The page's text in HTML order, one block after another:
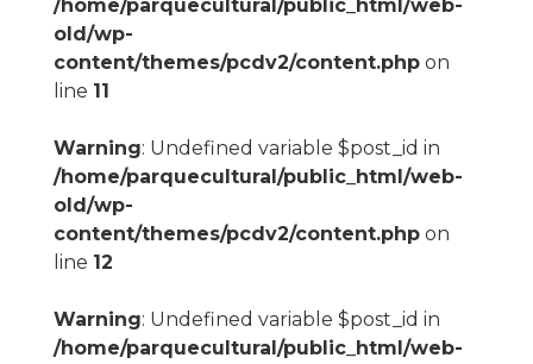
/home/parquecultural/public_html/web-
old/wp-
content/themes/pcdv2/content.phpon
line 11
Warning: Undefined variable $post_id in
/home/parquecultural/public_html/web-
old/wp-
content/themes/pcdv2/content.phpon
line 12
Warning: Undefined variable $post_id in
/home/parquecultural/public_html/web-